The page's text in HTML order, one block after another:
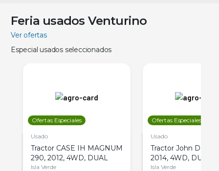
Feria usados Venturino
Ver ofertas
Especial usados seleccionados
Ofertas Especiales
Usado
Tractor CASE IH MAGNUM
290, 2012, 4WD, DUAL
Isla Verde
Ofertas Especiales
Usado
Tractor John Deere
2014, 4WD, DUAL
Isla Verde